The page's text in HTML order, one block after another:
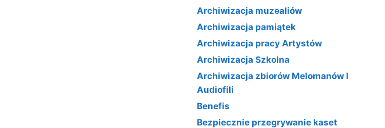
Archiwizacja muzealiów
Archiwizacja pamiątek
Archiwizacja pracy Artystów
Archiwizacja Szkolna
Archiwizacja zbiorów Melomanów I
Audiofili
Benefis
Bezpiecznie przegrywanie kaset